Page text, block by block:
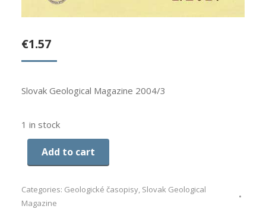
€1.57
Slovak Geological Magazine 2004/3
1 in stock
Add to cart
Categories: Geologické časopisy, Slovak Geological
Magazine